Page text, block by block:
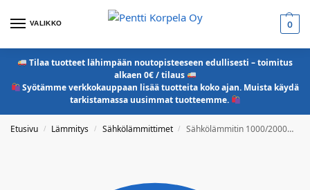
VALIKKO 0
Tilaa tuotteet lähimpään noutopisteeseen edullisesti – toimitus
alkaen 0€ / tilaus
Syötämme verkkokauppaan lisää tuotteita koko ajan. Muista käydä
tarkistamassa uusimmat tuotteemme.
Etusivu / Lämmitys / Sähkölämmittimet / Sähkölämmitin 1000/2000w 230v oskilloiva